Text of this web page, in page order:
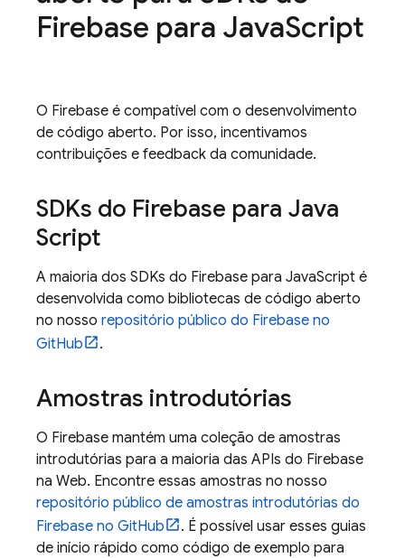
Firebase para JavaScript
O Firebase é compatível com o desenvolvimento
de código aberto. Por isso, incentivamos
contribuições e feedback da comunidade.
SDKs do Firebase para Java
Script
A maioria dos SDKs do Firebase para JavaScript é
desenvolvida como bibliotecas de código aberto
no nosso repositório público do Firebase no
GitHub
.
Amostras introdutórias
O Firebase mantém uma coleção de amostras
introdutórias para a maioria das APIs do Firebase
na Web. Encontre essas amostras no nosso
repositório público de amostras introdutórias do
Firebase no GitHub
. É possível usar esses guias
de início rápido como código de exemplo para